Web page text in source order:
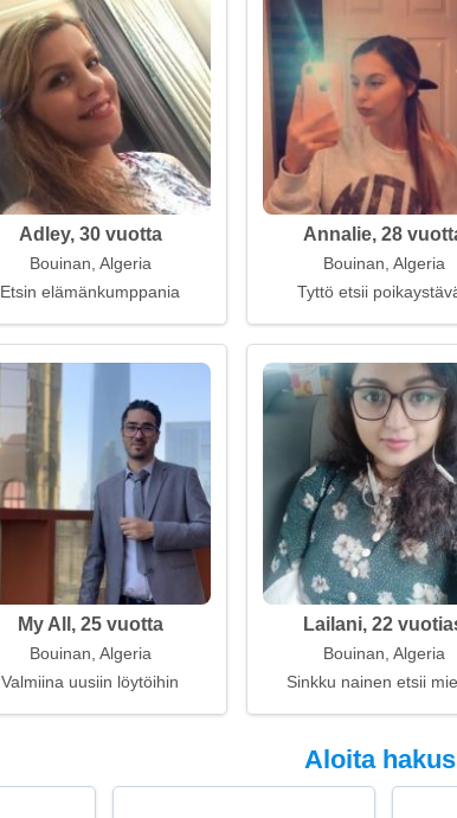
Adley, 30 vuotta
Bouinan, Algeria
Etsin elämänkumppania
Annalie, 28
Bouinan, Algeria
Tyttö etsii
My All, 25 vuotta
Bouinan, Algeria
Valmiina uusiin löytöihin
Lailani, 22
Bouinan, Algeria
Sinkku nainen etsii
Aloita